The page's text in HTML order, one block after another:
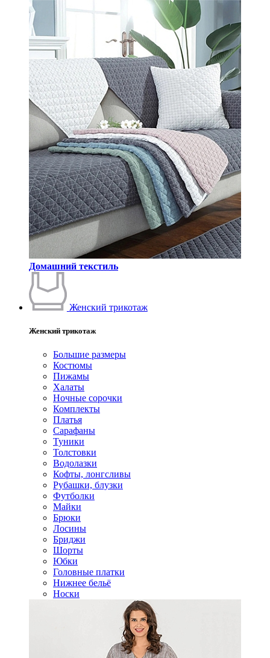
Домашний текстиль
Женский трикотаж
Женский трикотаж
Большие размеры
Костюмы
Пижамы
Халаты
Ночные сорочки
Комплекты
Платья
Сарафаны
Туники
Толстовки
Водолазки
Кофты, лонгсливы
Рубашки, блузки
Футболки
Майки
Брюки
Лосины
Бриджи
Шорты
Юбки
Головные платки
Нижнее бельё
Носки